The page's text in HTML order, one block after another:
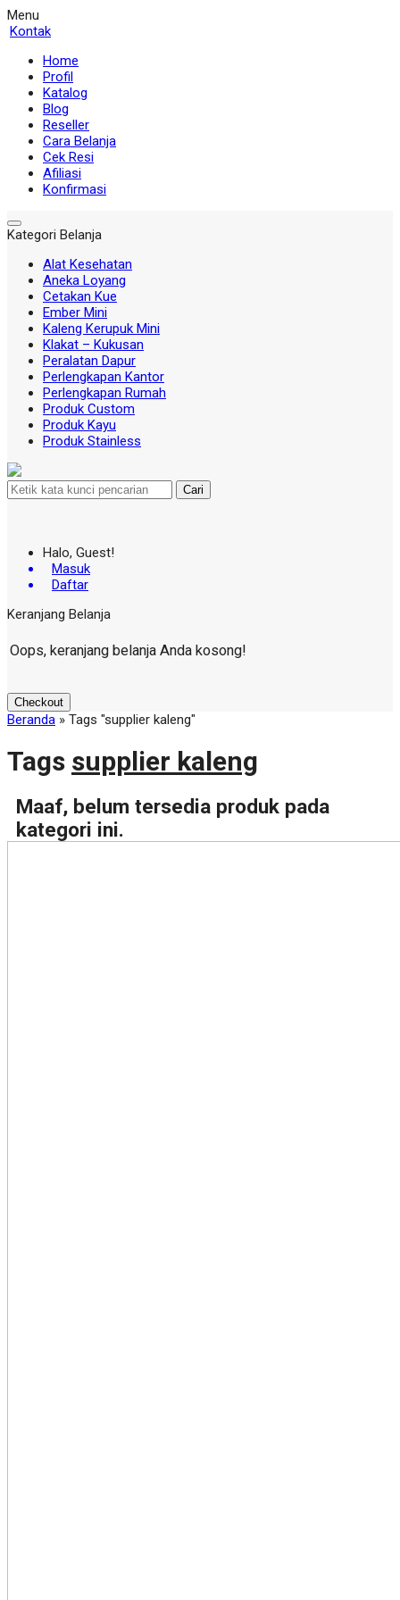
Menu
Kontak
Home
Profil
Katalog
Blog
Reseller
Cara Belanja
Cek Resi
Afiliasi
Konfirmasi
Kategori Belanja
Alat Kesehatan
Aneka Loyang
Cetakan Kue
Ember Mini
Kaleng Kerupuk Mini
Klakat – Kukusan
Peralatan Dapur
Perlengkapan Kantor
Perlengkapan Rumah
Produk Custom
Produk Kayu
Produk Stainless
Cari
Halo, Guest!
Masuk
Daftar
Keranjang Belanja
Oops, keranjang belanja Anda kosong!
Checkout
Beranda » Tags "supplier kaleng"
Tags supplier kaleng
Maaf, belum tersedia produk pada
kategori ini.